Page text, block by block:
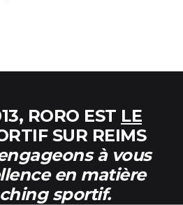
RORO EST LE
SUR REIMS
à vous
en matière
sportif.